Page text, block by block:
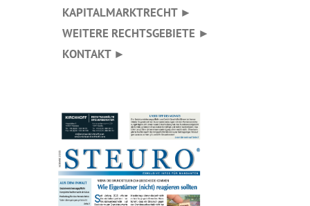
KAPITALMARKTRECHT ►
WEITERE RECHTSGEBIETE ►
KONTAKT ►